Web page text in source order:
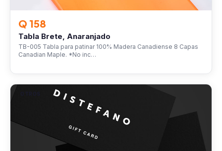
Q 158
Tabla Brete, Anaranjado
TB-005 Tabla para patinar 100% Madera Canadiense 8 Capas
Canadian Maple. *No inc…
OTROS